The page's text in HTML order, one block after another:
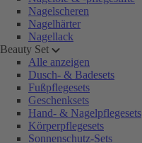
Nagelscheren
Nagelhärter
Nagellack
Beauty Set
Alle anzeigen
Dusch- & Badesets
Fußpflegesets
Geschenksets
Hand- & Nagelpflegesets
Körperpflegesets
Sonnenschutz-Sets